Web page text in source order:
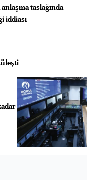
taslağında
iddiası